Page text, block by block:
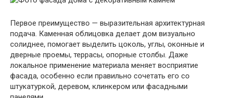
Первое преимущество — выразительная архитектурная
подача. Каменная облицовка делает дом визуально
солиднее, помогает выделить цоколь, углы, оконные и
дверные проемы, террасы, опорные столбы. Даже
локальное применение материала меняет восприятие
фасада, особенно если правильно сочетать его со
штукатуркой, деревом, клинкером или фасадными